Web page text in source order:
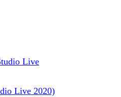
Live 2020)